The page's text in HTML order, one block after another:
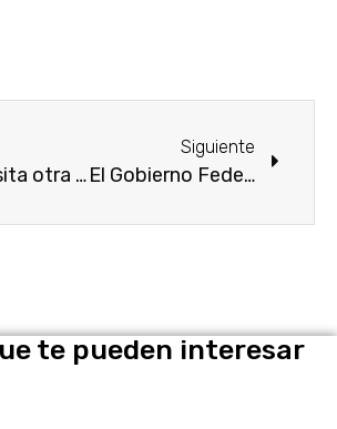
Se necesita otra convocatoria para el Instituto de la Mujer.
Siguiente
El Gobierno Federal entregará dinero para concluir tres obras de infraestructura educativa.
te pueden interesar